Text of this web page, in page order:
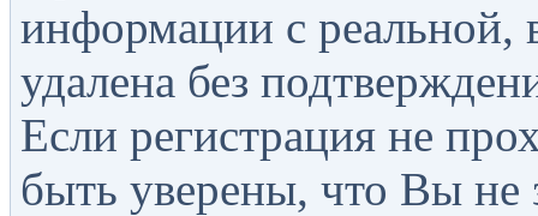
информации с реальной,
удалена без
Если регистрация не
быть уверены, что Вы не